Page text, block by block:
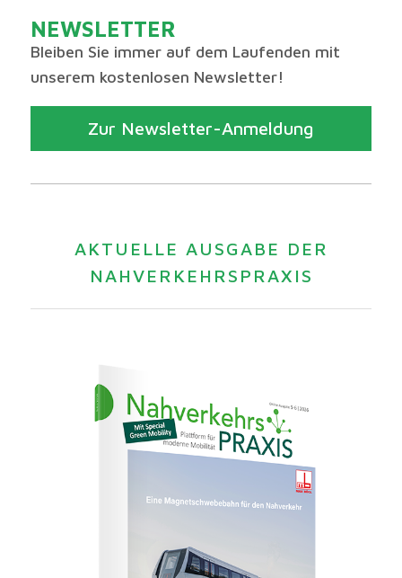
NEWSLETTER
Bleiben Sie immer auf dem Laufenden mit
unserem kostenlosen Newsletter!
Zur Newsletter-Anmeldung
AKTUELLE AUSGABE DER
NAHVERKEHRSPRAXIS